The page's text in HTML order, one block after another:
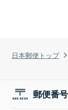
日本郵便トップ
郵便番